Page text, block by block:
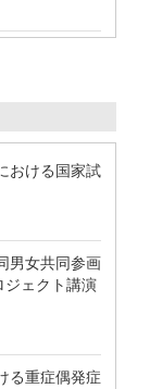
おける国家試
男女共同参画
ジェクト講演
る重症偶発症